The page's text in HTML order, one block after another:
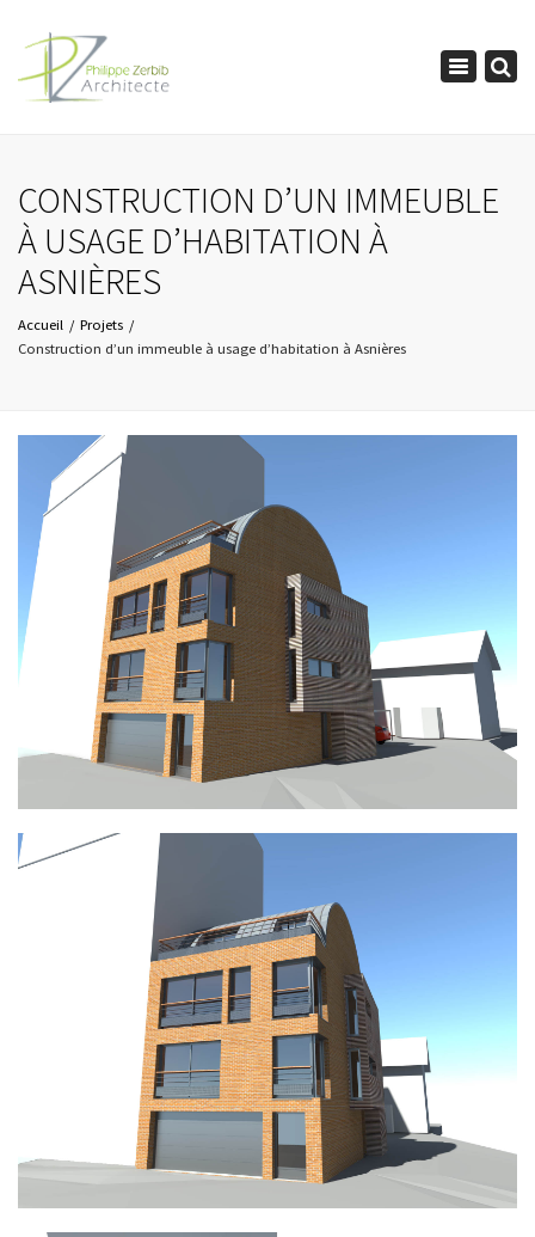
Toggle
CONSTRUCTION D’UN IMMEUBLE
À USAGE D’HABITATION À
ASNIÈRES
Accueil
Projets
Construction d’un immeuble à usage d’habitation à Asnières